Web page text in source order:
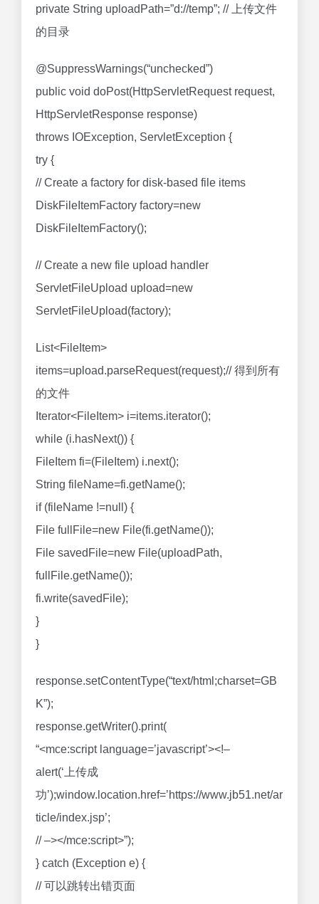
private String uploadPath=”d://temp”; // 上传文件
的目录
@SuppressWarnings(“unchecked”)
public void doPost(HttpServletRequest request,
HttpServletResponse response)
throws IOException, ServletException {
try {
// Create a factory for disk-based file items
DiskFileItemFactory factory=new
DiskFileItemFactory();
// Create a new file upload handler
ServletFileUpload upload=new
ServletFileUpload(factory);
List<FileItem>
items=upload.parseRequest(request);// 得到所有
的文件
Iterator<FileItem> i=items.iterator();
while (i.hasNext()) {
FileItem fi=(FileItem) i.next();
String fileName=fi.getName();
if (fileName !=null) {
File fullFile=new File(fi.getName());
File savedFile=new File(uploadPath,
fullFile.getName());
fi.write(savedFile);
}
}
response.setContentType(“text/html;charset=GB
K”);
response.getWriter().print(
“<mce:script language=’javascript’><!–
alert(‘上传成
功’);window.location.href=’https://www.jb51.net/ar
ticle/index.jsp’;
// –></mce:script>”);
} catch (Exception e) {
// 可以跳转出错页面